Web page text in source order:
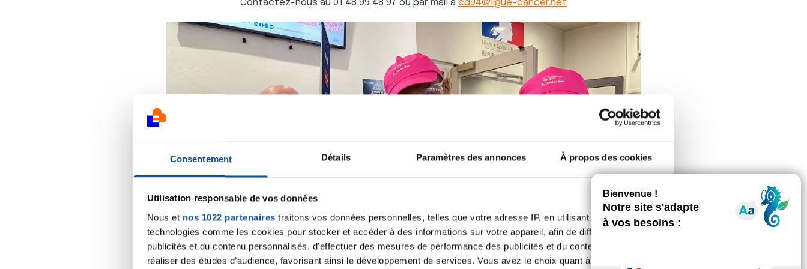
Consentement Détails Paramètres des annonces À propos des cookies
Utilisation responsable de vos données
Nous et nos 1022 partenaires traitons vos données personnelles, telles que votre adresse IP, en utilisant des
technologies comme les cookies pour stocker et accéder à des informations sur votre appareil, afin de diffuser des
publicités et du contenu personnalisés, d'effectuer des mesures de performance des publicités et du contenu, ainsi que de
réaliser des études d’audience, favorisant ainsi le développement de services. Vous avez le choix quant à l'utilisation de
9
8
0
0
5
5
0
0
7
4
0
0
0
Contactez-nous au 01 48 99 48 97 ou par mail à cd94@ligue-cancer.net